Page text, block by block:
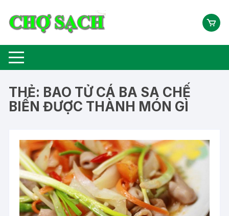
THẺ: BAO TỬ CÁ BA SA CHẾ
BIẾN ĐƯỢC THÀNH MÓN GÌ